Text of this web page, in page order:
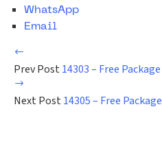
WhatsApp
Email
Prev Post 14303 – Free Package
Next Post 14305 – Free Package